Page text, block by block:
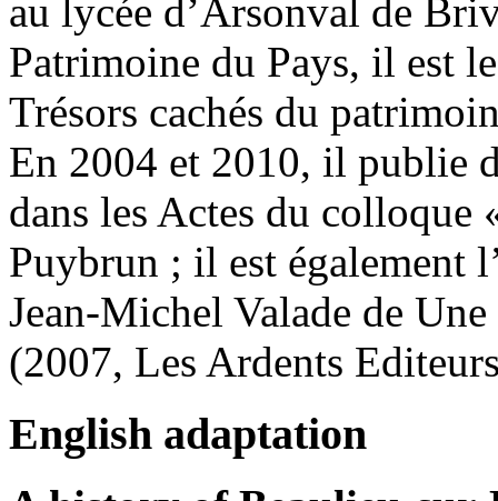
au lycée d’Arsonval de
Patrimoine du Pays, il est
Trésors cachés du
En 2004 et 2010, il publie
dans les Actes du colloque
Puybrun ; il est également
Jean-Michel Valade de
(2007, Les Ardents
English adaptation